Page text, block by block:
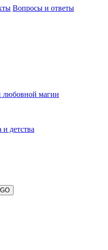
Вопросы и ответы
любовной магии
детства